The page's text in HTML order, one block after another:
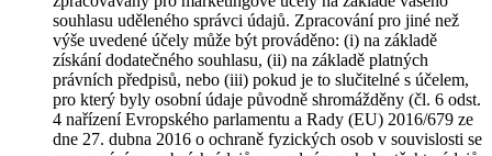
souhlasu uděleného správci údajů. Zpracování pro jiné než
výše uvedené účely může být prováděno: (i) na základě
získání dodatečného souhlasu, (ii) na základě platných
právních předpisů, nebo (iii) pokud je to slučitelné s účelem,
pro který byly osobní údaje původně shromážděny (čl. 6 odst.
4 nařízení Evropského parlamentu a Rady (EU) 2016/679 ze
dne 27. dubna 2016 o ochraně fyzických osob v souvislosti se